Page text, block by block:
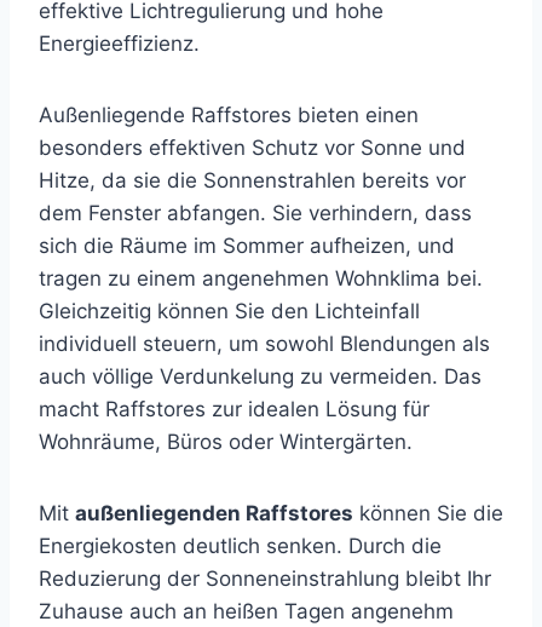
effektive Lichtregulierung und hohe
Energieeffizienz.
Außenliegende Raffstores bieten einen
besonders effektiven Schutz vor Sonne und
Hitze, da sie die Sonnenstrahlen bereits vor
dem Fenster abfangen. Sie verhindern, dass
sich die Räume im Sommer aufheizen, und
tragen zu einem angenehmen Wohnklima bei.
Gleichzeitig können Sie den Lichteinfall
individuell steuern, um sowohl Blendungen als
auch völlige Verdunkelung zu vermeiden. Das
macht Raffstores zur idealen Lösung für
Wohnräume, Büros oder Wintergärten.
Mit außenliegenden Raffstores können Sie die
Energiekosten deutlich senken. Durch die
Reduzierung der Sonneneinstrahlung bleibt Ihr
Zuhause auch an heißen Tagen angenehm